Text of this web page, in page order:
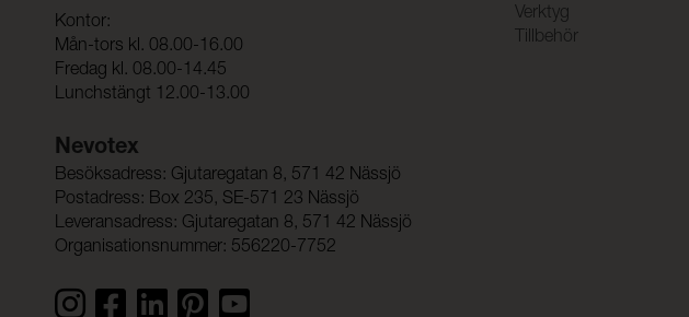
Kontor:
Mån-tors kl. 08.00-16.00
Fredag kl. 08.00-14.45
Lunchstängt 12.00-13.00
Nevotex
Besöksadress: Gjutaregatan 8, 571 42 Nässjö
Postadress: Box 235, SE-571 23 Nässjö
Leveransadress: Gjutaregatan 8, 571 42 Nässjö
Organisationsnummer: 556220-7752
Verktyg
Tillbehör